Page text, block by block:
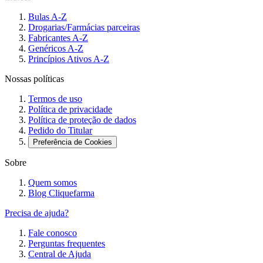
Bulas A-Z
Drogarias/Farmácias parceiras
Fabricantes A-Z
Genéricos A-Z
Princípios Ativos A-Z
Nossas políticas
Termos de uso
Política de privacidade
Política de proteção de dados
Pedido do Titular
Preferência de Cookies
Sobre
Quem somos
Blog Cliquefarma
Precisa de ajuda?
Fale conosco
Perguntas frequentes
Central de Ajuda